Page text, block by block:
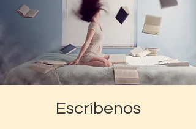
Escríbenos